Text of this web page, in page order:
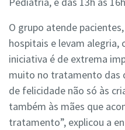
O grupo atende
hospitais e levam alegria,
iniciativa é de extrema
muito no tratamento das
de felicidade não só às
também às mães que
tratamento”, explicou a